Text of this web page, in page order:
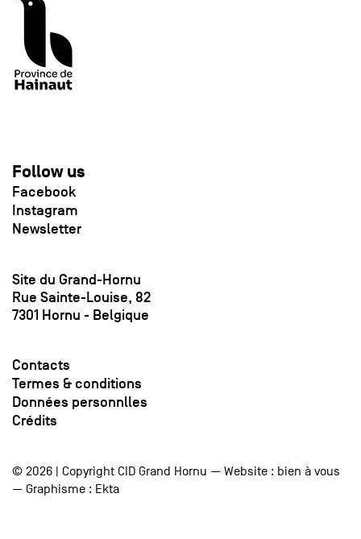
Follow us
Facebook
Instagram
Newsletter
Site du Grand-Hornu
Rue Sainte-Louise, 82
7301 Hornu - Belgique
Contacts
Termes & conditions
Données personnlles
Crédits
© 2026 | Copyright CID Grand Hornu — Website : bien à vous
— Graphisme : Ekta